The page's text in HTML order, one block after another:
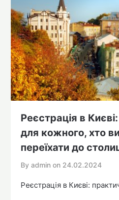
Реєстрація в
для кожного, хто
переїхати до
By admin on 24.02.2024
Реєстрація в Києві: